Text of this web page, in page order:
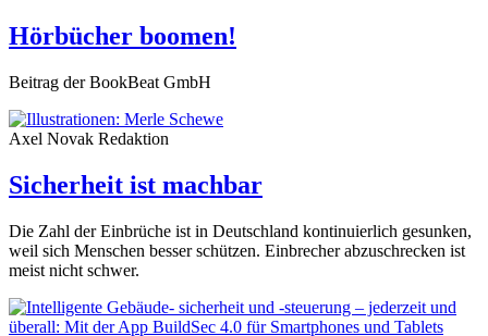
Hörbücher boomen!
Beitrag der BookBeat GmbH
Axel Novak Redaktion
Sicherheit ist machbar
Die Zahl der Einbrüche ist in Deutschland kontinuierlich gesunken,
weil sich Menschen besser schützen. Einbrecher abzuschrecken ist
meist nicht schwer.